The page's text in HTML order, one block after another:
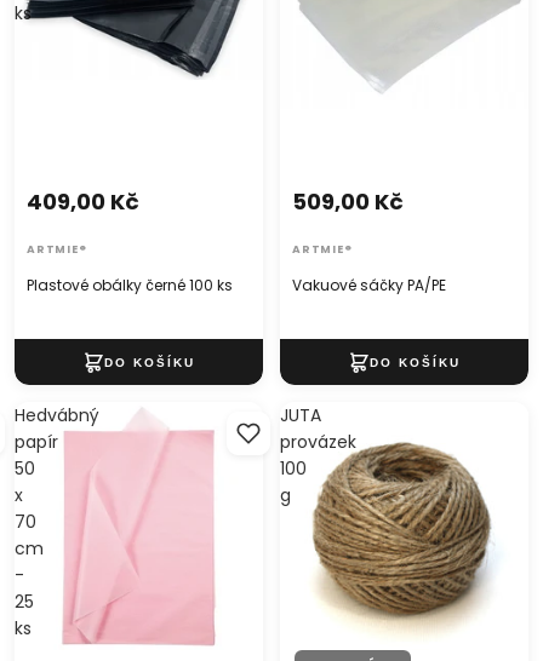
ks
Plastové obálky černé 100 ks
409,00 Kč
ARTMIE®
Vakuové sáčky PA/PE
509,00 Kč
ARTMIE®
Hedvábný
papír
50
x
70
cm
-
25
ks
JUTA
provázek
100
g